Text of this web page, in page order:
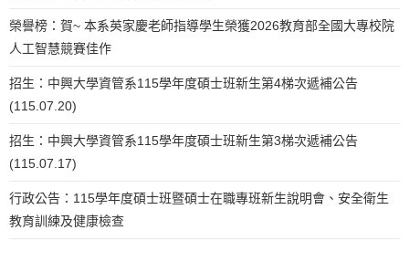
榮譽榜：賀~ 本系英家慶老師指導學生榮獲2026教育部全國大專校院
人工智慧競賽佳作
招生：中興大學資管系115學年度碩士班新生第4梯次遞補公告
(115.07.20)
招生：中興大學資管系115學年度碩士班新生第3梯次遞補公告
(115.07.17)
行政公告：115學年度碩士班暨碩士在職專班新生說明會、安全衛生
教育訓練及健康檢查